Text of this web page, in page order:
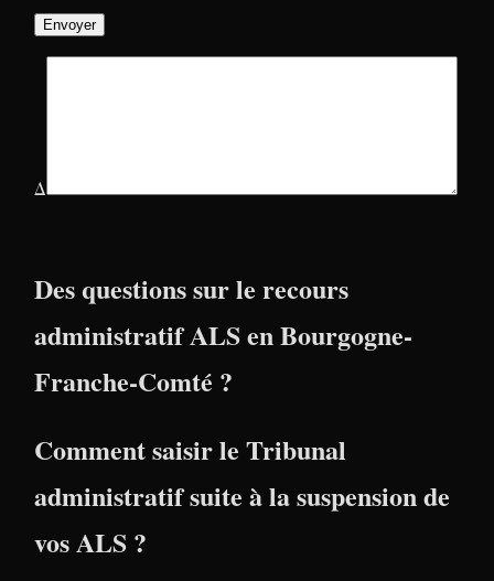
Δ
Des questions sur le recours
administratif ALS en Bourgogne-
Franche-Comté ?
Comment saisir le Tribunal
administratif suite à la suspension de
vos ALS ?